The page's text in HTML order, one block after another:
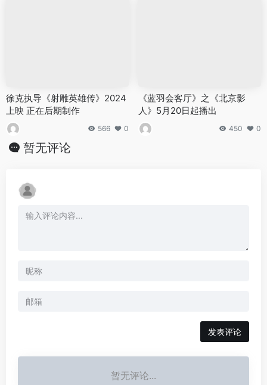
徐克执导《射雕英雄传》2024
上映 正在后期制作
566 0
《蓝羽会客厅》之《北京影
人》5月20日起播出
450 0
暂无评论
发表评论
暂无评论...